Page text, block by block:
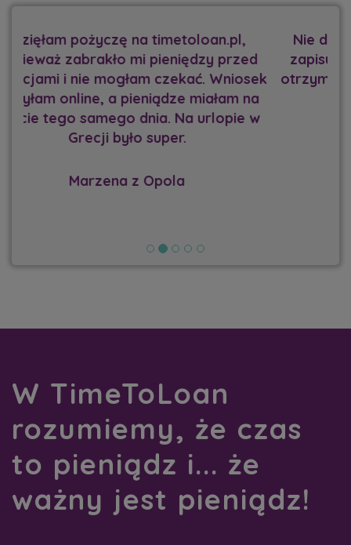
Nie dostałam kredytu w banku z powodu
zapisu w BIK. Na szczęście w TimeToLoan
otrzymałam brakujące 10 000 zł i zrobiliśmy
z mężem remont domu.
Milena z Krakowa
W TimeToLoan
rozumiemy, że czas
to pieniądz i... że
ważny jest pieniądz!